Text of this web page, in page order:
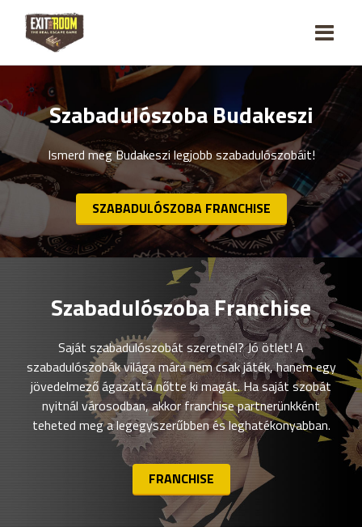
Szabadulószoba Budakeszi
Ismerd meg Budakeszi legjobb szabadulószobáit!
SZABADULÓSZOBA FRANCHISE
Szabadulószoba Franchise
Saját szabadulószobát szeretnél? Jó ötlet! A
szabadulószobák világa mára nem csak játék, hanem egy
jövedelmező ágazattá nőtte ki magát. Ha saját szobát
nyitnál városodban, akkor franchise partnerünkként
teheted meg a legegyszerűbben és leghatékonyabban.
FRANCHISE